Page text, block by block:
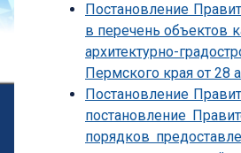
Постановление
в перечень объектов
архитектурно-
Пермского края от 28
Постановление
постановление
порядков